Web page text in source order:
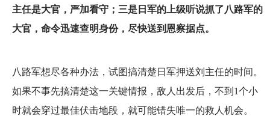
主任是大官，严加看守；三是日军的上级听说抓了八路军的
大官，命令迅速查明身份，尽快送到恩察据点。
八路军想尽各种办法，试图搞清楚日军押送刘主任的时间。
如果不事先搞清楚这一关键情报，敌人出发后，不到1个小
时就会穿过最佳伏击地段，就可能错失唯一的救人机会。